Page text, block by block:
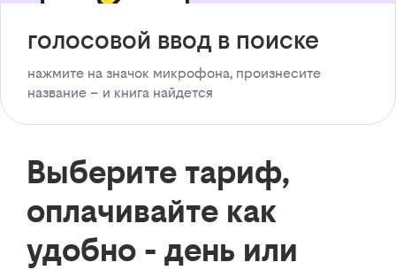
голосовой ввод в поиске
нажмите на значок микрофона, произнесите
название – и книга найдется
Выберите тариф,
оплачивайте как
удобно - день или